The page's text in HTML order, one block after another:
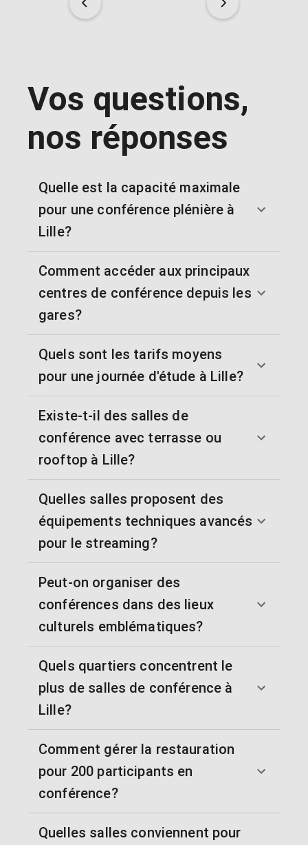
Vos questions,
nos réponses
Quelle est la capacité maximale
pour une conférence plénière à
Lille?
Comment accéder aux principaux
centres de conférence depuis les
gares?
Quels sont les tarifs moyens
pour une journée d'étude à Lille?
Existe-t-il des salles de
conférence avec terrasse ou
rooftop à Lille?
Quelles salles proposent des
équipements techniques avancés
pour le streaming?
Peut-on organiser des
conférences dans des lieux
culturels emblématiques?
Quels quartiers concentrent le
plus de salles de conférence à
Lille?
Comment gérer la restauration
pour 200 participants en
conférence?
Quelles salles conviennent pour